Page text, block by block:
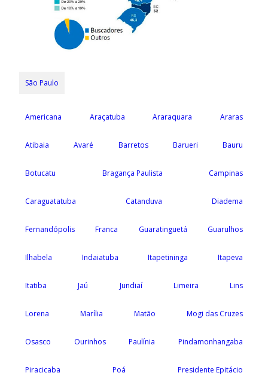
São Paulo
Americana Araçatuba Araraquara Araras
Atibaia Avaré Barretos Barueri Bauru
Botucatu Bragança Paulista Campinas
Caraguatatuba Catanduva Diadema
Fernandópolis Franca Guaratinguetá Guarulhos
Ilhabela Indaiatuba Itapetininga Itapeva
Itatiba Jaú Jundiaí Limeira Lins
Lorena Marília Matão Mogi das Cruzes
Osasco Ourinhos Paulínia Pindamonhangaba
Piracicaba Poá Presidente Epitácio